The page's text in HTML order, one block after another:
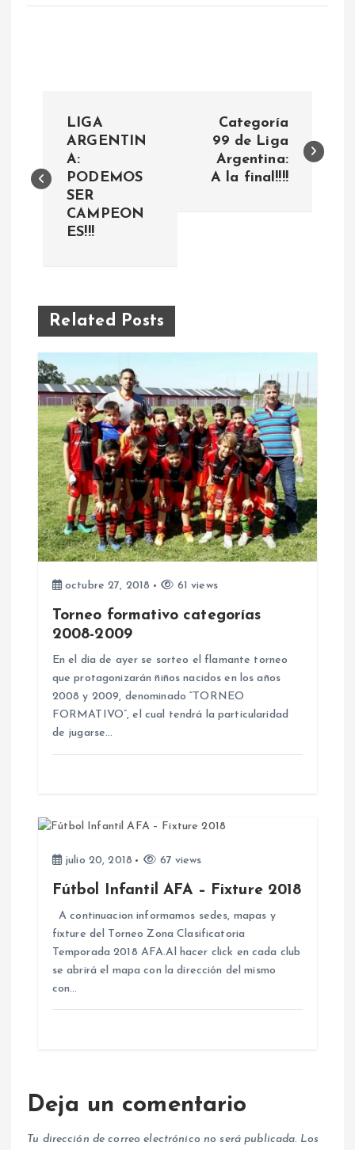
v
a
c
ó
n
d
e
LIGA
ARGENTIN
A:
PODEMOS
SER
CAMPEON
ES!!!
Categoría
99 de Liga
Argentina:
A la final!!!!
Related Posts
octubre 27, 2018 61 views
Torneo formativo categorías
2008-2009
En el día de ayer se sorteo el flamante torneo
que protagonizarán ñiños nacidos en los años
2008 y 2009, denominado “TORNEO
FORMATIVO”, el cual tendrá la particularidad
de jugarse…
julio 20, 2018 67 views
Fútbol Infantil AFA – Fixture 2018
A continuacion informamos sedes, mapas y
fixture del Torneo Zona Clasificatoria
Temporada 2018 AFA.Al hacer click en cada club
se abrirá el mapa con la dirección del mismo
con…
Deja un comentario
Tu dirección de correo electrónico no será publicada. Los